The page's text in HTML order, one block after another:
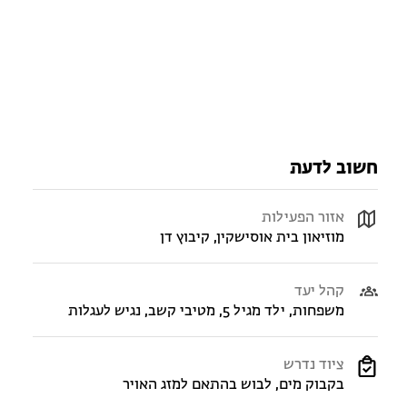
חשוב לדעת
אזור הפעילות
מוזיאון בית אוסישקין, קיבוץ דן
קהל יעד
משפחות, ילד מגיל 5, מטיבי קשב, נגיש לעגלות
ציוד נדרש
בקבוק מים, לבוש בהתאם למזג האויר